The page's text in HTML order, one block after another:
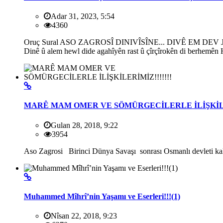
Adar 31, 2023, 5:54
4360
Oruç Sural ASO ZAGROSÎ DINIVÎSÎNE... DIVÊ EM
Dinê û alem hewl dide agahîyên rast û çîrçîrokên di
MARÊ MAM OMER VE SÖMÜRGECİLERLE
Gulan 28, 2018, 9:22
3954
Aso Zagrosi Birinci Dünya Savaşı sonrası Osmanlı devleti
Muhammed Mîhrî’nin Yaşamı ve Eserleri!!!(1)
Nîsan 22, 2018, 9:23